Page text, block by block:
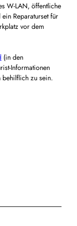
W-LAN, öffentliche
Reparaturset für
vor dem
(in den
Informationen
zu sein.